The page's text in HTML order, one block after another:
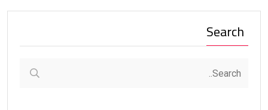
Search